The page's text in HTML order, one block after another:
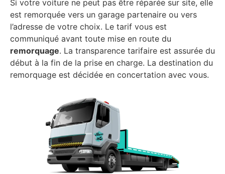
Si votre voiture ne peut pas être réparée sur site, elle
est remorquée vers un garage partenaire ou vers
l’adresse de votre choix. Le tarif vous est
communiqué avant toute mise en route du
remorquage. La transparence tarifaire est assurée du
début à la fin de la prise en charge. La destination du
remorquage est décidée en concertation avec vous.